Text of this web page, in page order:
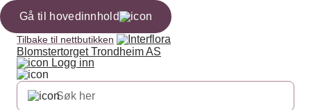
Gå til hovedinnhold
Tilbake til nettbutikken
Blomstertorget Trondheim AS
Logg inn